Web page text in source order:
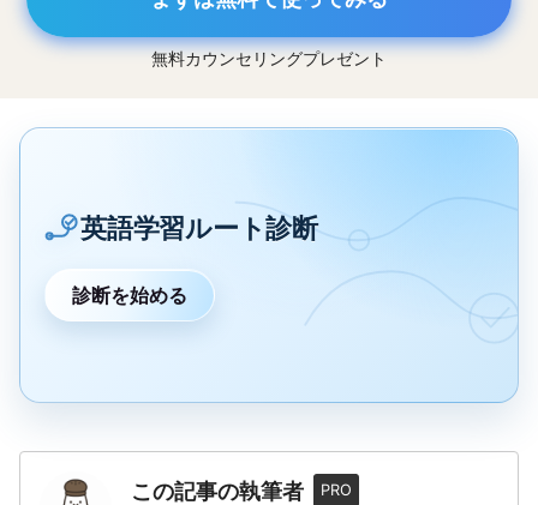
無料カウンセリングプレゼント
英語学習ルート診断
診断を始める
この記事の執筆者 PRO